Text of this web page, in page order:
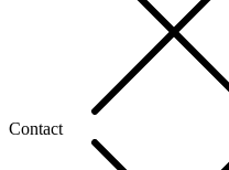
Contact